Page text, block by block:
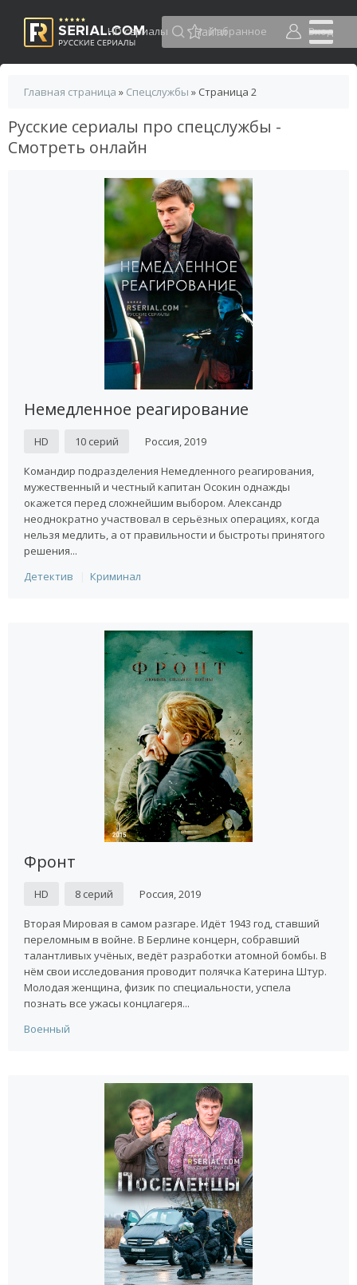
HD сериалы Избранное Вход
Главная страница » Спецслужбы » Страница 2
Русские сериалы про спецслужбы -
Смотреть онлайн
Немедленное реагирование
HD 10 серий Россия, 2019
Командир подразделения Немедленного реагирования,
мужественный и честный капитан Осокин однажды
окажется перед сложнейшим выбором. Александр
неоднократно участвовал в серьёзных операциях, когда
нельзя медлить, а от правильности и быстроты принятого
решения...
Детектив
Криминал
Фронт
HD 8 серий Россия, 2019
Вторая Мировая в самом разгаре. Идёт 1943 год, ставший
переломным в войне. В Берлине концерн, собравший
талантливых учёных, ведёт разработки атомной бомбы. В
нём свои исследования проводит полячка Катерина Штур.
Молодая женщина, физик по специальности, успела
познать все ужасы концлагеря...
Военный